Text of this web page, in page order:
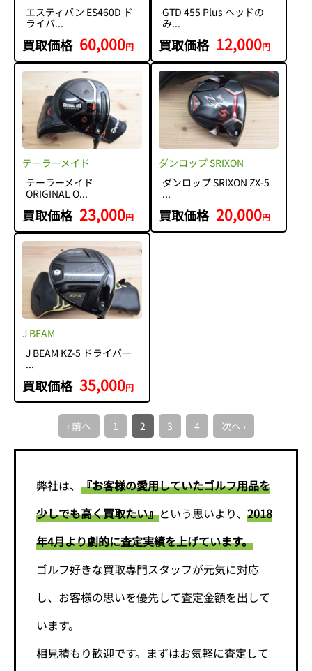
エスティバン ES460D ド
ライバ...
買取価格 60,000円
GTD 455 Plus ヘッドの
み...
買取価格 12,000円
テーラーメイド
テーラーメイド
ORIGINAL O...
買取価格 23,000円
ダンロップ SRIXON
ダンロップ SRIXON ZX-5
...
買取価格 20,000円
J BEAM
J BEAM KZ-5 ドライバー
...
買取価格 35,000円
‹ 前へ 1 2 3 4 次へ ›
弊社は、『お客様の愛用していたゴルフ用品を
少しでも高く買取たい』という思いより、2018
年4月より劇的に査定実績を上げています。
ゴルフ好きな買取専門スタッフが元気に対応
し、お客様の思いを優先して査定金額を出して
います。
相見積もり歓迎です。まずはお気軽に査定して